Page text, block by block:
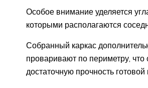
Особое внимание уделяется
которыми располагаются
Собранный каркас
проваривают по периметру, что
достаточную прочность готовой